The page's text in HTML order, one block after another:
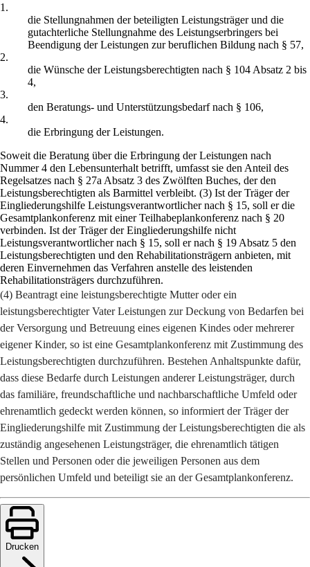
1.
die Stellungnahmen der beteiligten Leistungsträger und die
gutachterliche Stellungnahme des Leistungserbringers bei
Beendigung der Leistungen zur beruflichen Bildung nach § 57,
2.
die Wünsche der Leistungsberechtigten nach § 104 Absatz 2 bis
4,
3.
den Beratungs- und Unterstützungsbedarf nach § 106,
4.
die Erbringung der Leistungen.
Soweit die Beratung über die Erbringung der Leistungen nach
Nummer 4 den Lebensunterhalt betrifft, umfasst sie den Anteil des
Regelsatzes nach § 27a Absatz 3 des Zwölften Buches, der den
Leistungsberechtigten als Barmittel verbleibt. (3) Ist der Träger der
Eingliederungshilfe Leistungsverantwortlicher nach § 15, soll er die
Gesamtplankonferenz mit einer Teilhabeplankonferenz nach § 20
verbinden. Ist der Träger der Eingliederungshilfe nicht
Leistungsverantwortlicher nach § 15, soll er nach § 19 Absatz 5 den
Leistungsberechtigten und den Rehabilitationsträgern anbieten, mit
deren Einvernehmen das Verfahren anstelle des leistenden
Rehabilitationsträgers durchzuführen.
(4) Beantragt eine leistungsberechtigte Mutter oder ein
leistungsberechtigter Vater Leistungen zur Deckung von Bedarfen bei
der Versorgung und Betreuung eines eigenen Kindes oder mehrerer
eigener Kinder, so ist eine Gesamtplankonferenz mit Zustimmung des
Leistungsberechtigten durchzuführen. Bestehen Anhaltspunkte dafür,
dass diese Bedarfe durch Leistungen anderer Leistungsträger, durch
das familiäre, freundschaftliche und nachbarschaftliche Umfeld oder
ehrenamtlich gedeckt werden können, so informiert der Träger der
Eingliederungshilfe mit Zustimmung der Leistungsberechtigten die als
zuständig angesehenen Leistungsträger, die ehrenamtlich tätigen
Stellen und Personen oder die jeweiligen Personen aus dem
persönlichen Umfeld und beteiligt sie an der Gesamtplankonferenz.
Drucken